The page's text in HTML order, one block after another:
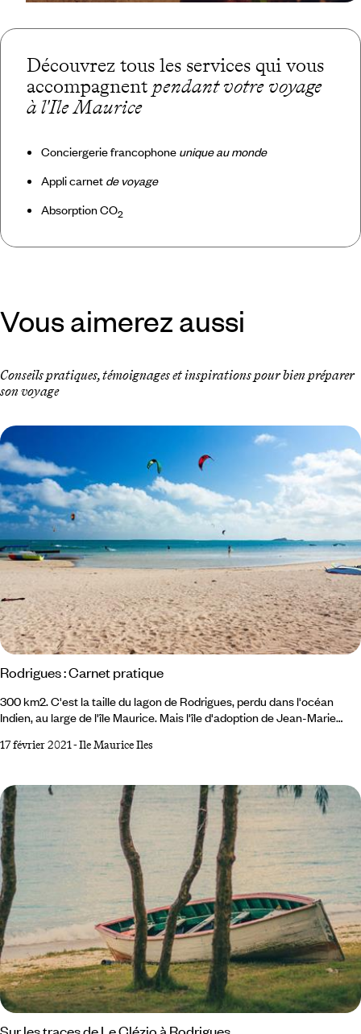
Découvrez tous les services qui vous
accompagnent pendant votre voyage
à l'Ile Maurice
Conciergerie francophone unique au monde
Appli carnet de voyage
Absorption CO2
Vous aimerez aussi
Conseils pratiques, témoignages et inspirations pour bien préparer
son voyage
Rodrigues : Carnet pratique
300 km2. C'est la taille du lagon de Rodrigues, perdu dans l'océan
Indien, au large de l'île Maurice. Mais l'île d'adoption de Jean-Marie
belles chambres, les tables à ne pas manquer, les choses à voir à faire
Canon Une vue panoramique sur Port Mathurin, un canon qui n’a
jamais servi et des Rodriguais qui viennent se promener et bavarder en
fin de journée.
17 février 2021-Ile Maurice Iles